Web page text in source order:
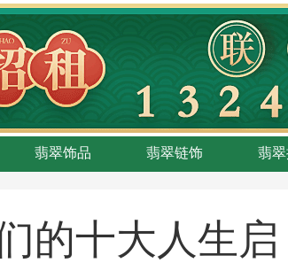
翡翠饰品 翡翠链饰 翡
的十大人生启